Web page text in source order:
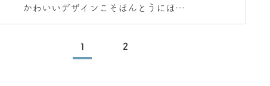
かわいいデザインこそほんとうにほし
いもの
1 2